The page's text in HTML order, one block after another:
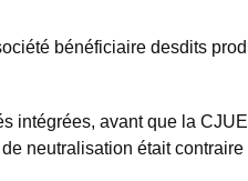
bénéficiaire desdits
intégrées, avant que la
neutralisation était